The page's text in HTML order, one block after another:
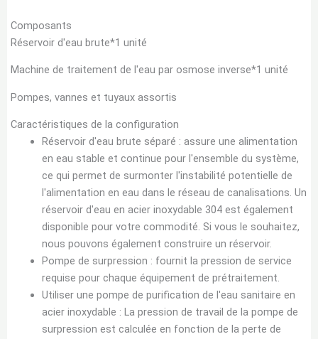
Composants
Réservoir d'eau brute*1 unité
Machine de traitement de l'eau par osmose inverse*1 unité
Pompes, vannes et tuyaux assortis
Caractéristiques de la configuration
Réservoir d'eau brute séparé : assure une alimentation
en eau stable et continue pour l'ensemble du système,
ce qui permet de surmonter l'instabilité potentielle de
l'alimentation en eau dans le réseau de canalisations. Un
réservoir d'eau en acier inoxydable 304 est également
disponible pour votre commodité. Si vous le souhaitez,
nous pouvons également construire un réservoir.
Pompe de surpression : fournit la pression de service
requise pour chaque équipement de prétraitement.
Utiliser une pompe de purification de l'eau sanitaire en
acier inoxydable : La pression de travail de la pompe de
surpression est calculée en fonction de la perte de